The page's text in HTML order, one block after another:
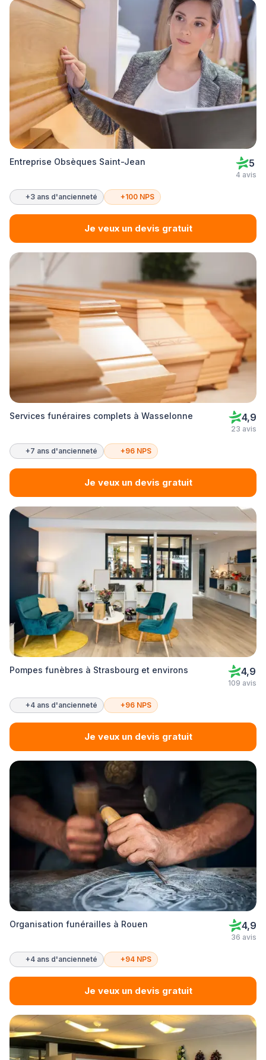
Entreprise Obsèques Saint-Jean 5
4 avis
+3 ans d'ancienneté +100 NPS
Je veux un devis gratuit
Services funéraires complets à Wasselonne 4,9
23 avis
+7 ans d'ancienneté +96 NPS
Je veux un devis gratuit
Pompes funèbres à Strasbourg et environs 4,9
109 avis
+4 ans d'ancienneté +96 NPS
Je veux un devis gratuit
Organisation funérailles à Rouen 4,9
36 avis
+4 ans d'ancienneté +94 NPS
Je veux un devis gratuit